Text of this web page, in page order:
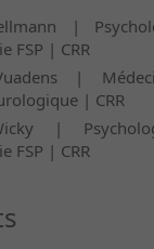
|
FSP | CRR
|
| CRR
|
FSP | CRR